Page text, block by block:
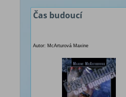
Čas budoucí
Autor: McArturová Maxine